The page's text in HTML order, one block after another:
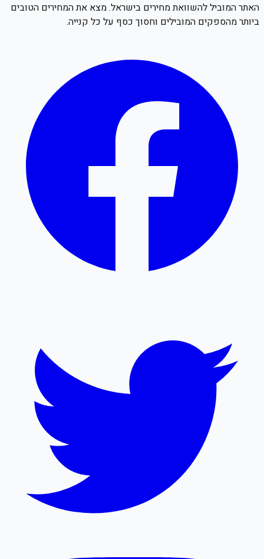
האתר המוביל להשוואת מחירים בישראל. מצא את המחירים הטובים
ביותר מהספקים המובילים וחסוך כסף על כל קנייה.